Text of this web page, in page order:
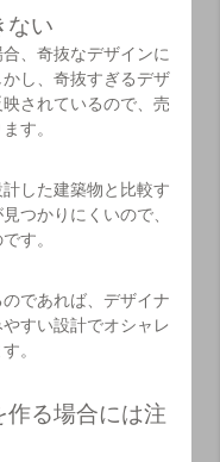
ない
、奇抜なデザインに
し、奇抜すぎるデザ
されているので、売
す。
した建築物と比較す
つかりにくいので、
す。
であれば、デザイナ
すい設計でオシャレ
。
る場合には注